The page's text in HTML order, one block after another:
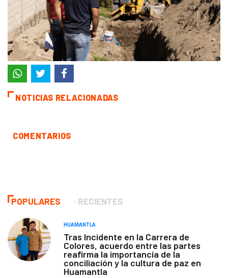
NOTICIAS RELACIONADAS
COMENTARIOS
POPULARES RECIENTES
HUAMANTLA
Tras Incidente en la Carrera de
Colores, acuerdo entre las partes
reafirma la importancia de la
conciliación y la cultura de paz en
Huamantla